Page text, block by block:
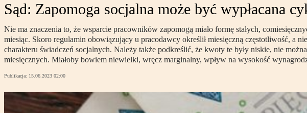
Sąd: Zapomoga socjalna może być wypłacana
Nie ma znaczenia to, że wsparcie pracowników zapomogą miało formę stałych,
miesiąc. Skoro regulamin obowiązujący u pracodawcy określił miesięczną częstotliwość, a
charakteru świadczeń socjalnych. Należy także podkreślić, że kwoty te były niskie, nie
miesięcznych. Miałoby bowiem niewielki, wręcz marginalny, wpływ na wysokość
Publikacja: 15.06.2023 02:00